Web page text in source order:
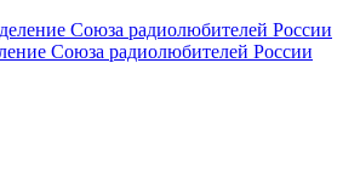
Союза радиолюбителей России